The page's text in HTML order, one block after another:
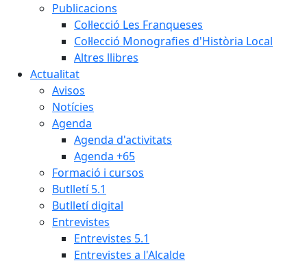
Publicacions
Col·lecció Les Franqueses
Col·lecció Monografies d'Història Local
Altres llibres
Actualitat
Avisos
Notícies
Agenda
Agenda d'activitats
Agenda +65
Formació i cursos
Butlletí 5.1
Butlletí digital
Entrevistes
Entrevistes 5.1
Entrevistes a l'Alcalde